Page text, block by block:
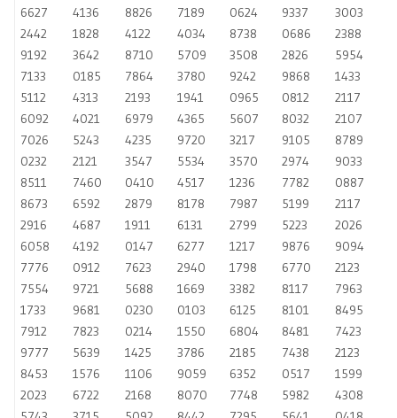
6627
4136 8826 7189 0624 9337
3003
2442
1828 4122 4034 8738 0686
2388
9192
3642 8710 5709 3508 2826
5954
7133
0185 7864 3780 9242 9868
1433
5112
4313 2193 1941 0965 0812
2117
6092
4021 6979 4365 5607 8032
2107
7026
5243 4235 9720 3217 9105
8789
0232
2121 3547 5534 3570 2974
9033
8511
7460 0410 4517 1236 7782
0887
8673
6592 2879 8178 7987 5199
2117
2916
4687 1911 6131 2799 5223
2026
6058
4192 0147 6277 1217 9876
9094
7776
0912 7623 2940 1798 6770
2123
7554
9721 5688 1669 3382 8117
7963
1733
9681 0230 0103 6125 8101
8495
7912
7823 0214 1550 6804 8481
7423
9777
5639 1425 3786 2185 7438
2123
8453
1576 1106 9059 6352 0517
1599
2023
6722 2168 8070 7748 5982
4308